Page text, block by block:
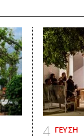
ΓΕΥΣΗ